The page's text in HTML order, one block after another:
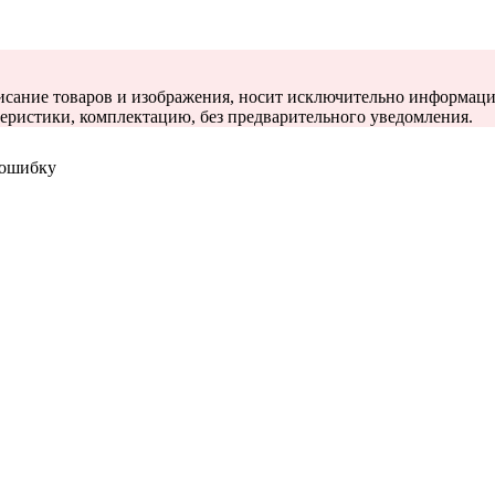
товаров и изображения, носит исключительно
комплектацию, без предварительного уведомления.